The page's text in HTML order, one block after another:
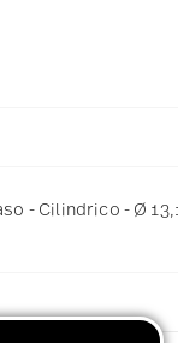
- Cilindrico - Ø